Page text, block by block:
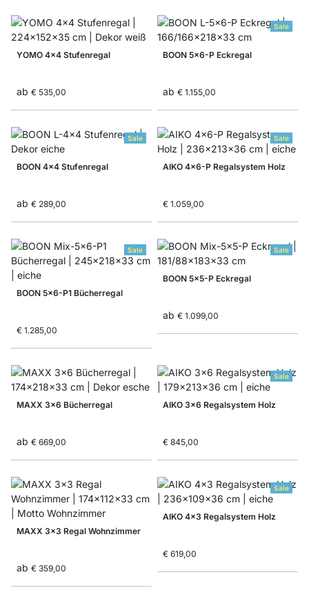
YOMO 4x4 Stufenregal
ab € 535,00
Sale
BOON 5x6-P Eckregal
ab € 1.155,00
Sale
BOON 4x4 Stufenregal
ab € 289,00
Sale
AIKO 4x6-P Regalsystem Holz
€ 1.059,00
Sale
BOON 5x6-P1 Bücherregal
€ 1.285,00
Sale
BOON 5x5-P Eckregal
ab € 1.099,00
MAXX 3x6 Bücherregal
ab € 669,00
Sale
AIKO 3x6 Regalsystem Holz
€ 845,00
MAXX 3x3 Regal Wohnzimmer
ab € 359,00
Sale
AIKO 4x3 Regalsystem Holz
€ 619,00